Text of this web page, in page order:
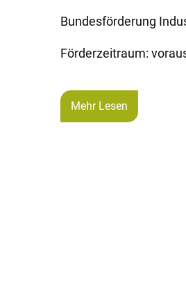
Bundesförderung
Förderzeitraum:
Mehr Lesen